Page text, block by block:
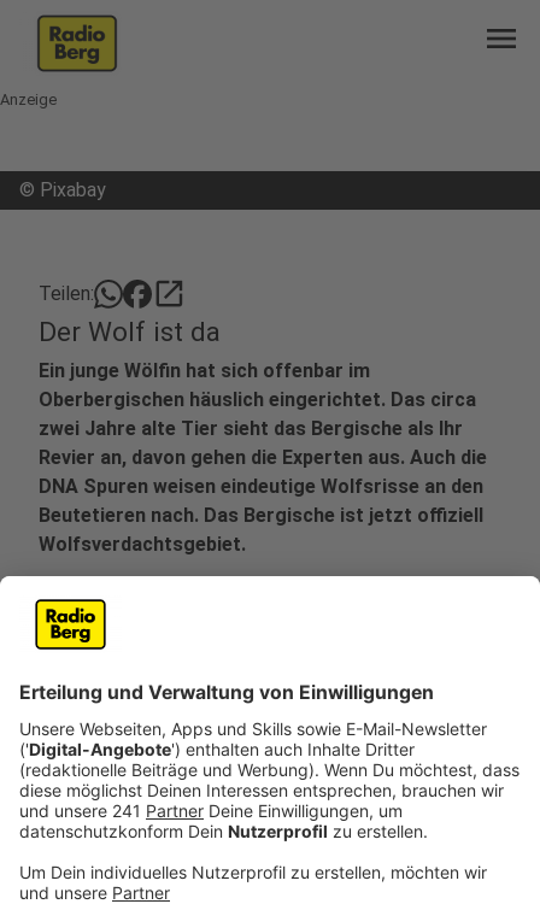
menu
Anzeige
© Pixabay
Teilen: open_in_new
Der Wolf ist da
Ein junge Wölfin hat sich offenbar im
Oberbergischen häuslich eingerichtet. Das circa
zwei Jahre alte Tier sieht das Bergische als Ihr
Revier an, davon gehen die Experten aus. Auch die
DNA Spuren weisen eindeutige Wolfsrisse an den
Beutetieren nach. Das Bergische ist jetzt offiziell
Wolfsverdachtsgebiet.
902 Quadratkilometer ist die Wolfsverdachtszone
jetzt groß. Das bedeutet für die Schaf- und
Ziegenhalter, sie können Fördergelder beantragen, um
ihre Tiere durch Schutzzäune zu schützen. Gilt aber
und Pferde sind auch nicht wirklich gefährdet sagt